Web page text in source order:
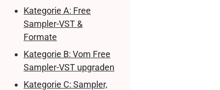
Kategorie A: Free
Sampler-VST &
Formate
Kategorie B: Vom Free
Sampler-VST upgraden
Kategorie C: Sampler,